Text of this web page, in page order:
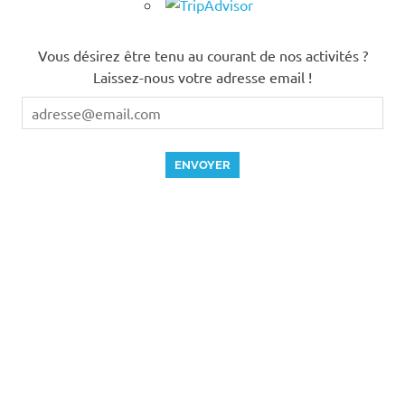
Vous désirez être tenu au courant de nos activités ?
Laissez-nous votre adresse email !